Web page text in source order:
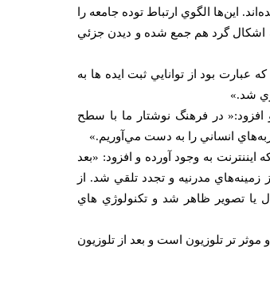
اين‌ها الگوي ارتباط توده جامعه را
اشكال گرد هم جمع شده و ديدن جزئي
بود از توانايي ثبت ايده ها به
شد.»
در فرهنگ نوشتار ما با سطح
انساني را به دست مي‌آوريم.»
به وجود آورده و افزود: «بعد
زمينه‌هاي مدرنيه و تجدد تلقي ‌شد. از
يا تصوير ظاهر شد و تكنولوژي هاي
تر تلوزيون است و بعد از تلوزيون